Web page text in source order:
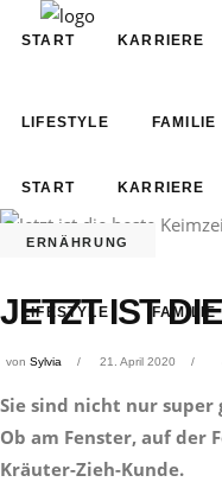
START KARRIERE
LIFESTYLE FAMILIE
START KARRIERE
LIFESTYLE FAMILIE
ERNÄHRUNG
JETZT IST
von Sylvia 21. April 2020
Sie sind nicht nur super
Ob am Fenster, auf der
Kräuter-Zieh-Kunde.